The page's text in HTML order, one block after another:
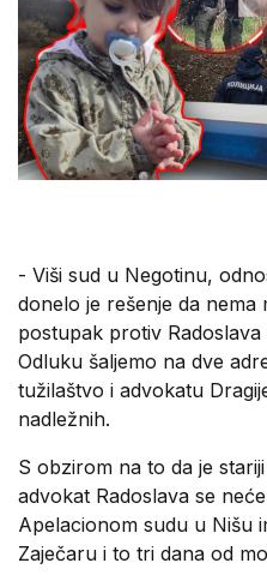
- Viši sud u Negotinu,
donelo je rešenje da
postupak protiv
Odluku šaljemo na dve
tužilaštvo i advokatu
nadležnih.
S obzirom na to da je
advokat Radoslava se
Apelacionom sudu u Nišu
Zaječaru i to tri dana od